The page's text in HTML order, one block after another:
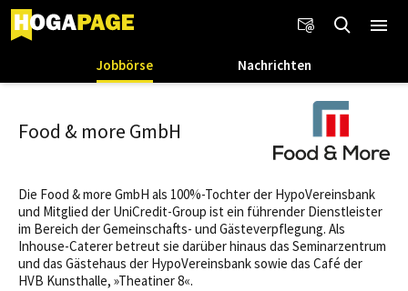
Jobbörse Nachrichten
Food & more GmbH
Die Food & more GmbH als 100%-Tochter der HypoVereinsbank
und Mitglied der UniCredit-Group ist ein führender Dienstleister
im Bereich der Gemeinschafts- und Gästeverpflegung. Als
Inhouse-Caterer betreut sie darüber hinaus das Seminarzentrum
und das Gästehaus der HypoVereinsbank sowie das Café der
HVB Kunsthalle, »Theatiner 8«.